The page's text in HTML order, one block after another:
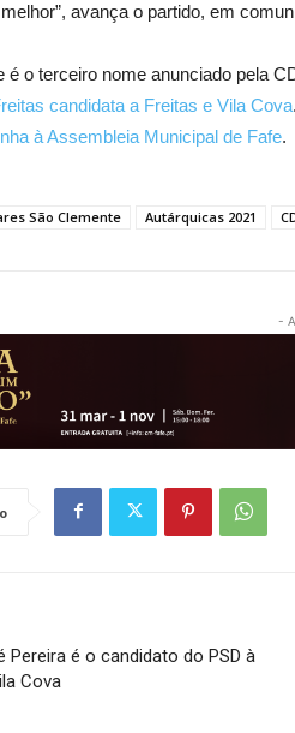
avança o partido, em
é o terceiro nome anunciado pela
candidata a Freitas e Vila Cova.
à Assembleia Municipal de Fafe.
São Clemente Autárquicas 2021
-
Pereira é o candidato do PSD à
Cova